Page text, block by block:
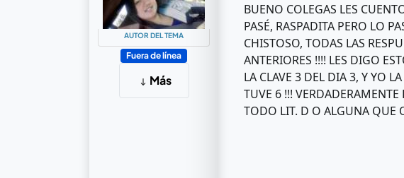
AUTOR DEL TEMA
Fuera de línea
Más
BUENO COLEGAS LES
PASÉ, RASPADITA PERO LO
CHISTOSO, TODAS LAS
ANTERIORES !!!! LES DIGO
LA CLAVE 3 DEL DIA 3, Y YO
TUVE 6 !!!
TODO LIT. D O ALGUNA QUE